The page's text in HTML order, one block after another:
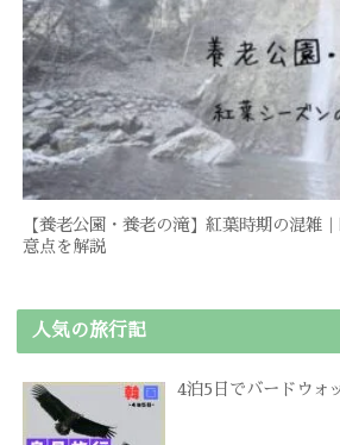
【養老公園・養老の滝】紅葉時期の混雑
意点を解説
人気の旅行記
4泊5日でバードウォ